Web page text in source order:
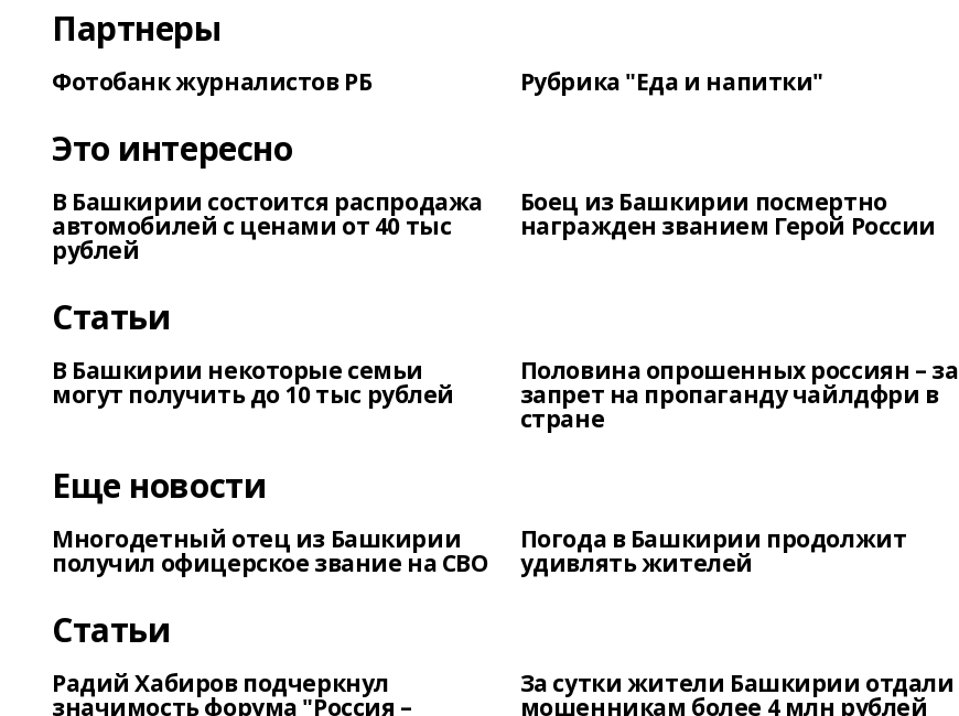
Партнеры
Фотобанк журналистов РБ Рубрика "Еда и напитки"
Это интересно
В Башкирии состоится распродажа
автомобилей с ценами от 40 тыс
рублей
Боец из Башкирии посмертно
награжден званием Герой России
Статьи
В Башкирии некоторые семьи
могут получить до 10 тыс рублей
Половина опрошенных россиян – за
запрет на пропаганду чайлдфри в
стране
Еще новости
Многодетный отец из Башкирии
получил офицерское звание на СВО
Погода в Башкирии продолжит
удивлять жителей
Статьи
Радий Хабиров подчеркнул
значимость форума "Россия –
За сутки жители Башкирии отдали
мошенникам более 4 млн рублей